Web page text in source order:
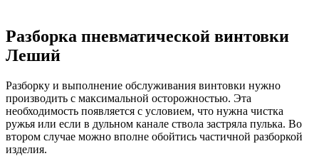
Разборка пневматической винтовки
Леший
Разборку и выполнение обслуживания винтовки нужно
производить с максимальной осторожностью. Эта
необходимость появляется с условием, что нужна чистка
ружья или если в дульном канале ствола застряла пулька. Во
втором случае можно вполне обойтись частичной разборкой
изделия.